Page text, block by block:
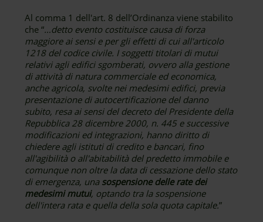
Al comma 1 dell'art. 8 dell’Ordinanza viene stabilito
che “…detto evento costituisce causa di forza
maggiore ai sensi e per gli effetti di cui all'articolo
1218 del codice civile. I soggetti titolari di mutui
relativi agli edifici sgomberati, ovvero alla gestione
di attività di natura commerciale ed economica,
anche agricola, svolte nei medesimi edifici, previa
presentazione di autocertificazione del danno
subito, resa ai sensi del decreto del Presidente della
Repubblica 28 dicembre 2000, n. 445 e successive
modificazioni ed integrazioni, hanno diritto di
chiedere agli istituti di credito e bancari, fino
all'agibilità o all'abitabilità del predetto immobile e
comunque non oltre la data di cessazione dello stato
di emergenza, una sospensione delle rate dei
medesimi mutui, optando tra la sospensione
dell'intera rata e quella della sola quota capitale.”